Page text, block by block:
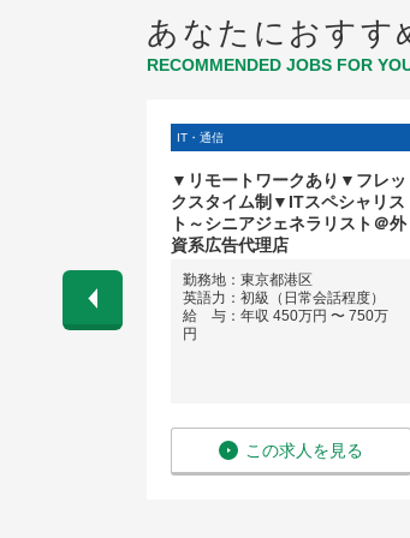
あなたにおすす
RECOMMENDED JOBS FOR
〜 800万
IT・通信
▼リモートワークあり▼フレッ
クスタイム制▼ITスペシャリス
ト～シニアジェネラリスト＠外
資系広告代理店
勤務地：東京都港区
英語力：初級（日常会話程度）
給 与：年収 450万円 〜 750万
円
この求人を見る